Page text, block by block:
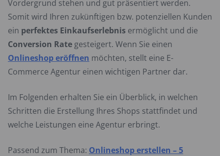
Vordergrund stehen und gut präsentiert werden.
Somit wird Ihren zukünftigen bzw. potenziellen Kunden
ein perfektes Einkaufserlebnis ermöglicht und die
Conversion Rate gesteigert. Wenn Sie einen
Onlineshop eröffnen möchten, stellt eine E-
Commerce Agentur einen wichtigen Partner dar.
Im Folgenden erhalten Sie ein Überblick, in welchen
Schritten die Erstellung Ihres Shops stattfindet und
welche Leistungen eine Agentur erbringt.
Passend zum Thema: Onlineshop erstellen – 5